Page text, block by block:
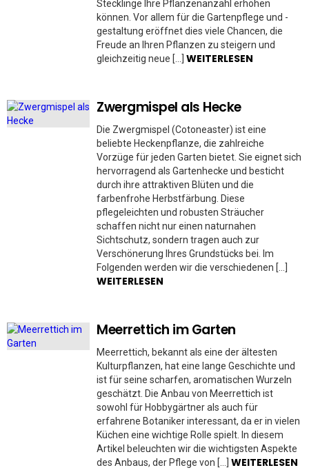
Stecklinge Ihre Pflanzenanzahl erhöhen
können. Vor allem für die Gartenpflege und -
gestaltung eröffnet dies viele Chancen, die
Freude an Ihren Pflanzen zu steigern und
gleichzeitig neue […] WEITERLESEN
Zwergmispel als Hecke
Die Zwergmispel (Cotoneaster) ist eine
beliebte Heckenpflanze, die zahlreiche
Vorzüge für jeden Garten bietet. Sie eignet sich
hervorragend als Gartenhecke und besticht
durch ihre attraktiven Blüten und die
farbenfrohe Herbstfärbung. Diese
pflegeleichten und robusten Sträucher
schaffen nicht nur einen naturnahen
Sichtschutz, sondern tragen auch zur
Verschönerung Ihres Grundstücks bei. Im
Folgenden werden wir die verschiedenen […]
WEITERLESEN
Meerrettich im Garten
Meerrettich, bekannt als eine der ältesten
Kulturpflanzen, hat eine lange Geschichte und
ist für seine scharfen, aromatischen Wurzeln
geschätzt. Die Anbau von Meerrettich ist
sowohl für Hobbygärtner als auch für
erfahrene Botaniker interessant, da er in vielen
Küchen eine wichtige Rolle spielt. In diesem
Artikel beleuchten wir die wichtigsten Aspekte
des Anbaus, der Pflege von […] WEITERLESEN